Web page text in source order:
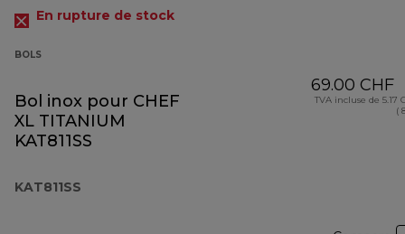
En rupture de stock
BOLS
Bol inox pour CHEF
XL TITANIUM
KAT811SS
KAT811SS
69.00 CHF
TVA incluse de 5.17
(